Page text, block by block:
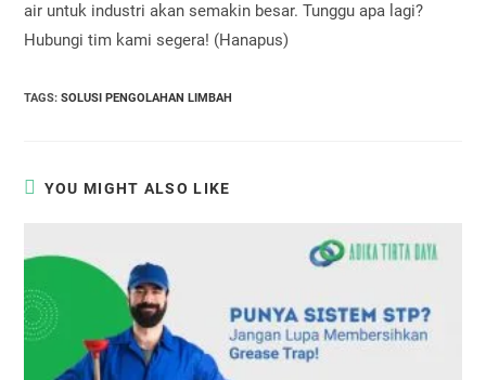
air untuk industri akan semakin besar. Tunggu apa lagi?
Hubungi tim kami segera! (Hanapus)
TAGS:SOLUSI PENGOLAHAN LIMBAH
YOU MIGHT ALSO LIKE